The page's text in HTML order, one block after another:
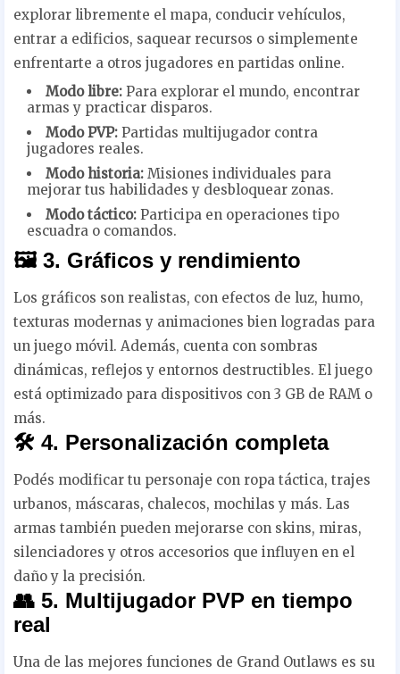
explorar libremente el mapa, conducir vehículos,
entrar a edificios, saquear recursos o simplemente
enfrentarte a otros jugadores en partidas online.
Modo libre: Para explorar el mundo, encontrar
armas y practicar disparos.
Modo PVP: Partidas multijugador contra
jugadores reales.
Modo historia: Misiones individuales para
mejorar tus habilidades y desbloquear zonas.
Modo táctico: Participa en operaciones tipo
escuadra o comandos.
🖼️ 3. Gráficos y rendimiento
Los gráficos son realistas, con efectos de luz, humo,
texturas modernas y animaciones bien logradas para
un juego móvil. Además, cuenta con sombras
dinámicas, reflejos y entornos destructibles. El juego
está optimizado para dispositivos con 3 GB de RAM o
más.
🛠️ 4. Personalización completa
Podés modificar tu personaje con ropa táctica, trajes
urbanos, máscaras, chalecos, mochilas y más. Las
armas también pueden mejorarse con skins, miras,
silenciadores y otros accesorios que influyen en el
daño y la precisión.
👥 5. Multijugador PVP en tiempo
real
Una de las mejores funciones de Grand Outlaws es su